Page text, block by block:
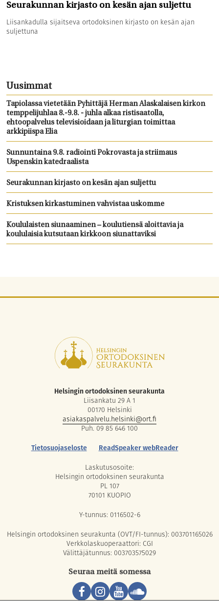
Seurakunnan kirjasto on kesän ajan suljettu
Liisankadulla sijaitseva ortodoksinen kirjasto on kesän ajan
suljettuna
Uusimmat
Tapiolassa vietetään Pyhittäjä Herman Alaskalaisen kirkon
temppelijuhlaa 8.-9.8. - juhla alkaa ristisaatolla,
ehtoopalvelus televisioidaan ja liturgian toimittaa
arkkipiispa Elia
Sunnuntaina 9.8. radiointi Pokrovasta ja striimaus
Uspenskin katedraalista
Seurakunnan kirjasto on kesän ajan suljettu
Kristuksen kirkastuminen vahvistaa uskomme
Koululaisten siunaaminen – koulutiensä aloittavia ja
koululaisia kutsutaan kirkkoon siunattaviksi
Helsingin ortodoksinen seurakunta
Liisankatu 29 A 1
00170 Helsinki
asiakaspalvelu.helsinki@ort.fi
Puh. 09 85 646 100
Tietosuojaseloste
ReadSpeaker webReader
Laskutusosoite:
Helsingin ortodoksinen seurakunta
PL 107
70101 KUOPIO
Y-tunnus: 0116502-6
Helsingin ortodoksinen seurakunta (OVT/FI-tunnus): 003701165026
Verkkolaskuoperaattori: CGI
Välittäjätunnus: 003703575029
Seuraa meitä somessa